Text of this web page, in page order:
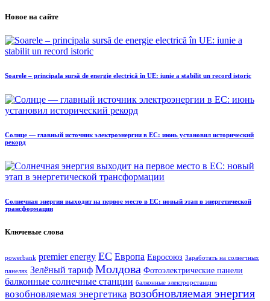
Новое на сайте
Soarele – principala sursă de energie electrică în UE: iunie a stabilit un record istoric
Солнце — главный источник электроэнергии в ЕС: июнь установил исторический
рекорд
Солнечная энергия выходит на первое место в ЕС: новый этап в энергетической
трансформации
Ключевые слова
powerbank premier energy ЕС Европа Евросоюз Заработать на солнечных
панелях Зелёный тариф Молдова Фотоэлектрические панели
балконные солнечные станции балконные электрорстанции
возобновляемая энергетика возобновляемая энергия